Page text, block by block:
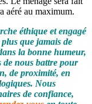
aéré au maximum.
éthique et engagé
que jamais de
la bonne humeur,
de nous battre pour
de proximité, en
Nous
de confiance,